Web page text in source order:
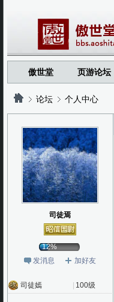
傲世堂 页游论坛
?
论坛
?
个人中心
司徒焉
12%
发消息
加好友
司徒嫣 100级